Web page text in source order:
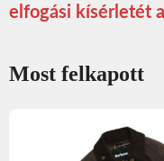
elfogási kísérletét
Most felkapott